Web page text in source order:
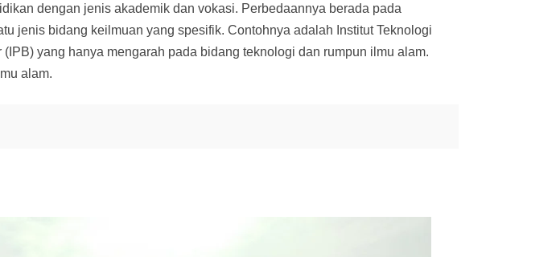
dengan jenis akademik dan vokasi. Perbedaannya berada pada
jenis bidang keilmuan yang spesifik. Contohnya adalah Institut Teknologi
yang hanya mengarah pada bidang teknologi dan rumpun ilmu alam.
alam.